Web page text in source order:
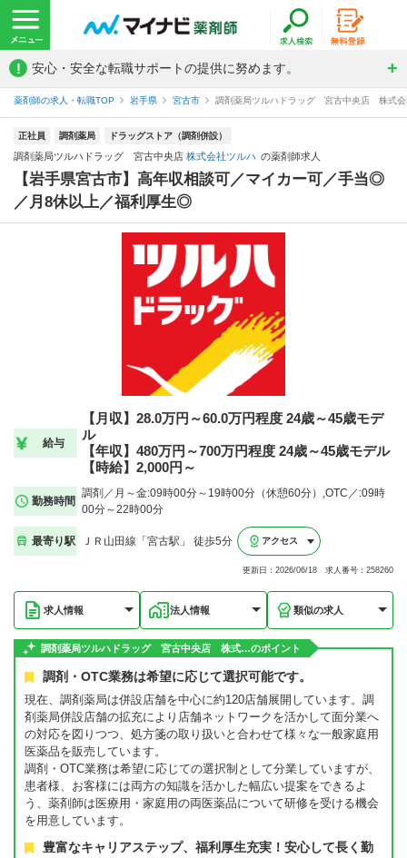
! 安心・安全な転職サポートの提供に努めます。
薬剤師の求人・転職TOP 岩手県 宮古市 調剤薬局ツルハドラッグ 宮古中央店 株式会
正社員 調剤薬局 ドラッグストア（調剤併設）
調剤薬局ツルハドラッグ 宮古中央店 株式会社ツルハ の薬剤師求人
【岩手県宮古市】高年収相談可／マイカー可／手当◎
／月8休以上／福利厚生◎
給与
【月収】28.0万円～60.0万円程度 24歳～45歳モデ
ル
【年収】480万円～700万円程度 24歳～45歳モデル
【時給】2,000円～
勤務時間
調剤／月～金:09時00分～19時00分（休憩60分）,OTC／:09時
00分～22時00分
最寄り駅 ＪＲ山田線「宮古駅」 徒歩5分 アクセス
更新日：2026/06/18 求人番号：258260
求人情報 法人情報 類似の求人
調剤薬局ツルハドラッグ 宮古中央店 株式…のポイント
調剤・OTC業務は希望に応じて選択可能です。
現在、調剤薬局は併設店舗を中心に約120店舗展開しています。調
剤薬局併設店舗の拡充により店舗ネットワークを活かして面分業へ
の対応を図りつつ、処方箋の取り扱いと合わせて様々な一般家庭用
医薬品を販売しています。
調剤・OTC業務は希望に応じての選択制として分業していますが、
患者様、お客様には両方の知識を活かした幅広い提案をできるよ
う、薬剤師は医療用・家庭用の両医薬品について研修を受ける機会
を用意しています。
豊富なキャリアステップ、福利厚生充実！安心して長く勤